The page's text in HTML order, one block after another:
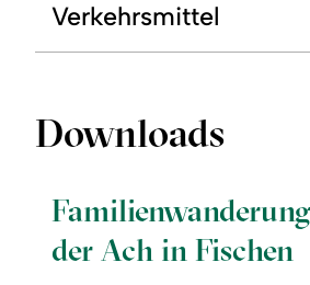
Verkehrsmittel
Downloads
der Ach in Fischen